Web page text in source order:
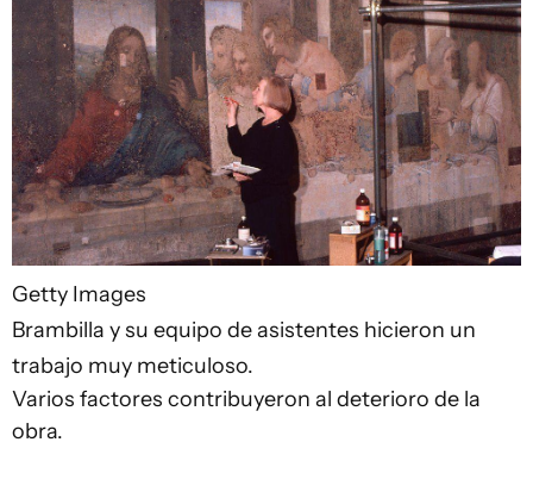
Getty Images
Brambilla y su equipo de asistentes hicieron un
trabajo muy meticuloso.
Varios factores contribuyeron al deterioro de la
obra.